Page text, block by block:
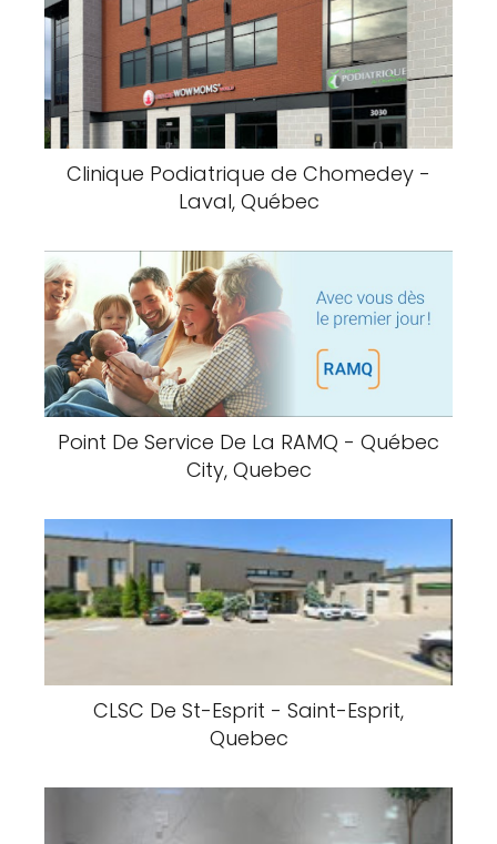
Clinique Podiatrique de Chomedey -
Laval, Québec
Point De Service De La RAMQ - Québec
City, Quebec
CLSC De St-Esprit - Saint-Esprit,
Quebec